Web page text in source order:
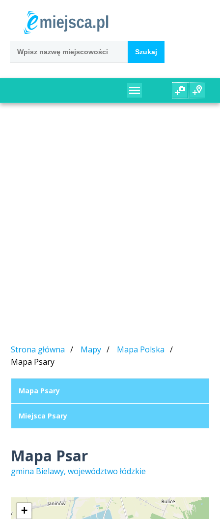
Strona główna Mapy
Mapa Polska
Mapa Psary
Mapa Psary
Miejsca Psary
Mapa Psar
gmina Bielawy, województwo łódzkie
+